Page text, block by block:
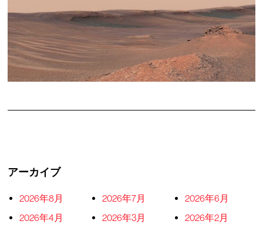
アーカイブ
2026年8月 2026年7月
2026年6月
2026年4月
2026年3月
2026年2月